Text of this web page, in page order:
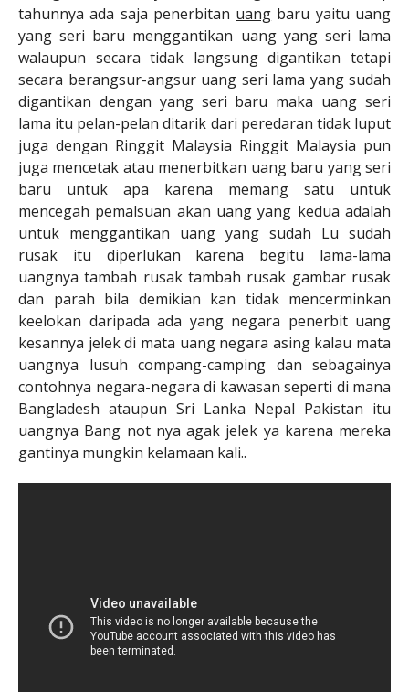
tahunnya ada saja penerbitan uang baru yaitu uang
yang seri baru menggantikan uang yang seri lama
walaupun secara tidak langsung digantikan tetapi
secara berangsur-angsur uang seri lama yang sudah
digantikan dengan yang seri baru maka uang seri
lama itu pelan-pelan ditarik dari peredaran tidak luput
juga dengan Ringgit Malaysia Ringgit Malaysia pun
juga mencetak atau menerbitkan uang baru yang seri
baru untuk apa karena memang satu untuk
mencegah pemalsuan akan uang yang kedua adalah
untuk menggantikan uang yang sudah Lu sudah
rusak itu diperlukan karena begitu lama-lama
uangnya tambah rusak tambah rusak gambar rusak
dan parah bila demikian kan tidak mencerminkan
keelokan daripada ada yang negara penerbit uang
kesannya jelek di mata uang negara asing kalau mata
uangnya lusuh compang-camping dan sebagainya
contohnya negara-negara di kawasan seperti di mana
Bangladesh ataupun Sri Lanka Nepal Pakistan itu
uangnya Bang not nya agak jelek ya karena mereka
gantinya mungkin kelamaan kali..